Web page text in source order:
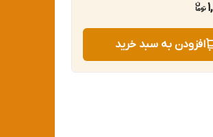
افزودن به سبد خرید